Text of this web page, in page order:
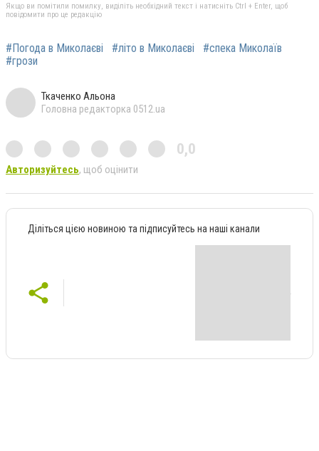
Якщо ви помітили помилку, виділіть необхідний текст і натисніть Ctrl + Enter, щоб
повідомити про це редакцію
#Погода в Миколаєві #літо в Миколаєві
#спека Миколаїв
#грози
Ткаченко Альона
Головна редакторка 0512.ua
0,0
Авторизуйтесь, щоб оцінити
Діліться цією новиною та підписуйтесь на наші канали